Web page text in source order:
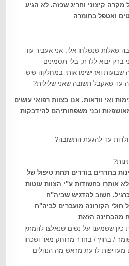
קיצוני וחריג שכזה. לא הגיע
ואטפל בחומרה
שאלות שנשלחו אלי, אני אעביר עוד
יבוא ללדת, בלי תסמינים
ואז ישימו אותי במחלקה שיש
עד שאקבל תשובה שאני שלילית?
ואי וודאות. אנו כצוות רפואי עושים
ובני משפחותיהם להידבקות
עד להגעת התשובה?
בחדרים בודדים תחת טיפול של
אותרו כחשודות ע"י הצוות עוטות
חשוב להדגיש שביה"ח
חולי הקורונה מועברים לביה"ח
מהבחינה הזאת
ששמענו על נשים שנאלצו להמתין
/ בחוץ / בחדר מרוחק מאד ושכחו
מעדיפות לדעת מראש מה הנהלים